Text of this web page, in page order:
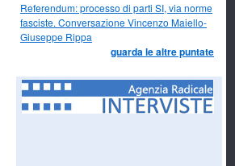
Referendum: processo di parti SI, via norme
fasciste. Conversazione Vincenzo Maiello-
Giuseppe Rippa
guarda le altre puntate